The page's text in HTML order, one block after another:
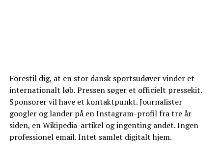
Forestil dig, at en stor dansk sportsudøver vinder et
internationalt løb. Pressen søger et officielt pressekit.
Sponsorer vil have et kontaktpunkt. Journalister
googler og lander på en Instagram-profil fra tre år
siden, en Wikipedia-artikel og ingenting andet. Ingen
professionel email. Intet samlet digitalt hjem.